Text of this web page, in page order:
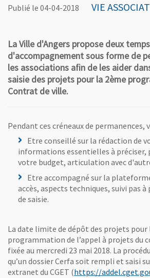
Publié le 04-04-2018 VIE
La Ville d'Angers propose deux temps
d'accompagnement sous forme de
les associations afin de les aider
saisie des projets pour la 2ème
Contrat de ville.
Pendant ces créneaux de permanences,
Etre conseillé sur la rédaction de
informations essentielles à préciser,
votre budget, articulation avec
Etre accompagné sur la
accès, aspects techniques, suivi pas à
de saisie.
La date limite de dépôt des projets pour
programmation de l’appel à projets du
fixée au mercredi 23 mai 2018. La
qu’un dossier Cerfa soit rempli et saisi
extranet du CGET (https://